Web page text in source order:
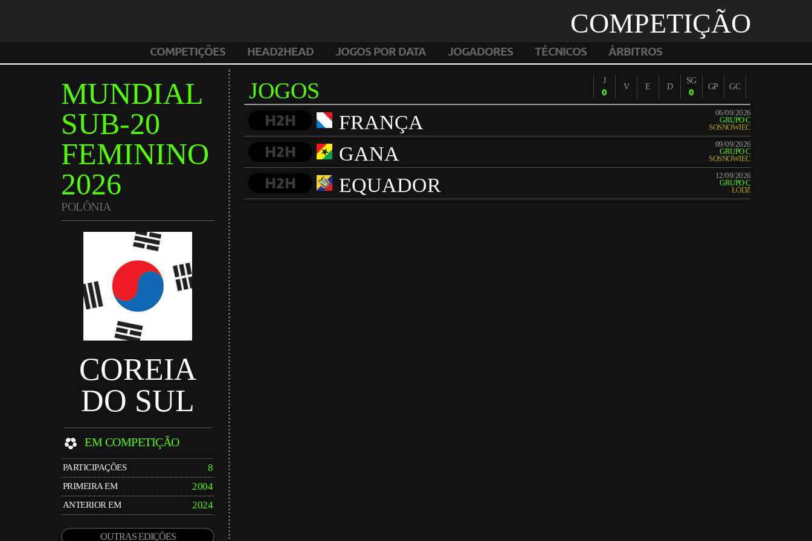
COMPETIÇÃO
COMPETIÇÕES HEAD2HEAD JOGOS POR DATA JOGADORES TÉCNICOS ÁRBITROS
MUNDIAL
SUB-20
FEMININO
2026
POLÔNIA
COREIA
DO SUL
EM COMPETIÇÃO
PARTICIPAÇÕES 8
PRIMEIRA EM 2004
ANTERIOR EM 2024
OUTRAS EDIÇÕES
JOGOS J
0
V E D
SG
0
GP GC
H2H FRANÇA
06/09/2026
GRUPO C
SOSNOWIEC
H2H GANA
09/09/2026
GRUPO C
SOSNOWIEC
H2H EQUADOR
12/09/2026
GRUPO C
ŁÓDŹ